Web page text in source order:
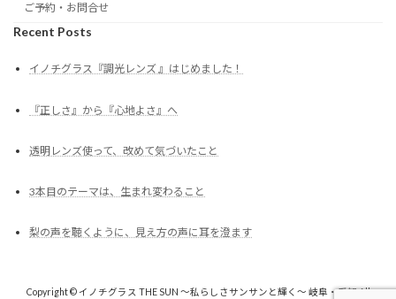
ご予約・お問合せ
Recent Posts
イノチグラス『調光レンズ 』はじめました！
『正しさ』から『心地よさ』へ
透明レンズ使って、改めて気づいたこと
3本目のテーマは、生まれ変わること
梨の声を聴くように、見え方の声に耳を澄ます
Copyright © イノチグラス THE SUN 〜私らしさサンサンと輝く〜 岐阜・愛知 All